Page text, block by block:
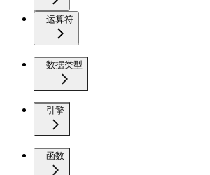
运算符
数据类型
引擎
函数